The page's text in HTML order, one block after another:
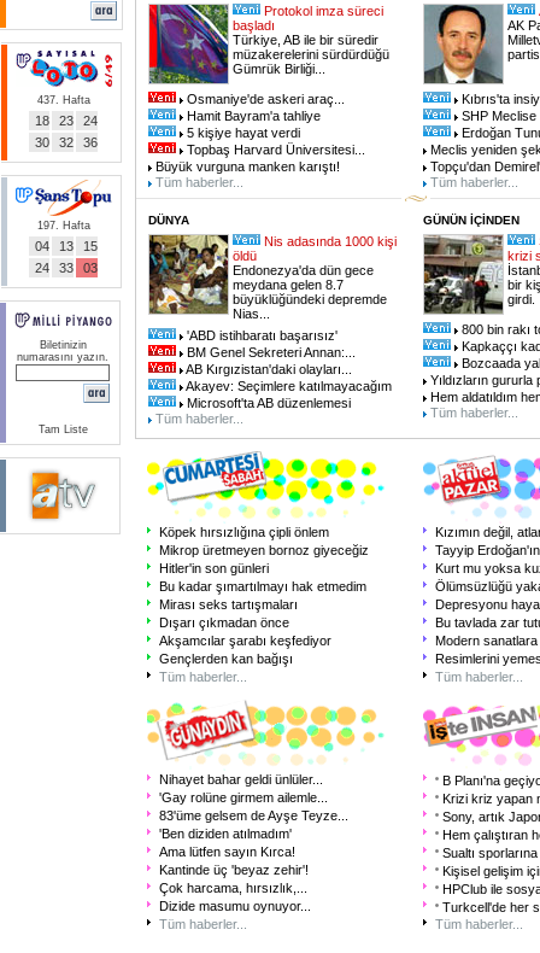
437. Hafta
18 23
24
30
32 36
197. Hafta
04 13
15
24
33 03
Biletinizin
numarasını yazın.
Tam Liste
Protokol imza süreci
başladı
Türkiye, AB ile bir süredir
müzakerelerini sürdürdüğü
Gümrük Birliği...
Osmaniye'de askeri araç...
Hamit Bayram'a tahliye
5 kişiye hayat verdi
Topbaş Harvard Üniversitesi...
Büyük vurguna manken karıştı!
Tüm haberler...
AK
Kıbrıs'ta
SHP Meclise
Erdoğan
Meclis yeniden
Topçu'dan
Tüm haberler...
DÜNYA
Nis adasında 1000 kişi
öldü
Endonezya'da dün gece
meydana gelen 8.7
büyüklüğündeki depremde
Nias...
'ABD istihbaratı başarısız'
BM Genel Sekreteri Annan:...
AB Kırgızistan'daki olayları...
Akayev: Seçimlere katılmayacağım
Microsoft'ta AB düzenlemesi
Tüm haberler...
GÜNÜN İÇİNDEN
krizi
bir
girdi.
800 bin rakı
Kapkaççı
Bozcaada
Yıldızların gururla
Hem aldatıldım
Tüm haberler...
Köpek hırsızlığına çipli önlem
Mikrop üretmeyen bornoz giyeceğiz
Hitler'in son günleri
Bu kadar şımartılmayı hak etmedim
Mirası seks tartışmaları
Dışarı çıkmadan önce
Akşamcılar şarabı keşfediyor
Gençlerden kan bağışı
Tüm haberler...
Kızımın değil,
Tayyip
Kurt mu yoksa
Ölümsüzlüğü
Depresyonu
Bu tavlada zar
Modern
Resimlerini
Tüm haberler...
Nihayet bahar geldi ünlüler...
'Gay rolüne girmem ailemle...
83'üme gelsem de Ayşe Teyze...
'Ben diziden atılmadım'
Ama lütfen sayın Kırca!
Kantinde üç 'beyaz zehir'!
Çok harcama, hırsızlık,...
Dizide masumu oynuyor...
Tüm haberler...
B Planı'na
Krizi kriz yapan
Sony, artık
Hem çalıştıran
Sualtı
Kişisel gelişim
HPClub ile
Turkcell'de her
Tüm haberler...